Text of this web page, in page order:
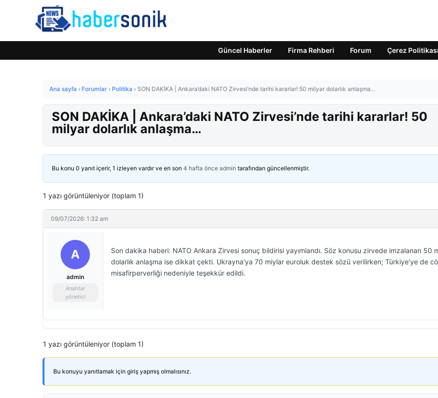
Güncel Haberler Firma Rehberi Forum Çerez Politikası
Ana sayfa › Forumlar › Politika › SON DAKİKA | Ankara’daki NATO Zirvesi’nde tarihi kararlar! 50 milyar dolarlık anlaşma…
SON DAKİKA | Ankara’daki NATO Zirvesi’nde tarihi kararlar! 50
milyar dolarlık anlaşma…
Bu konu 0 yanıt içerir, 1 izleyen vardır ve en son 4 hafta önce admin tarafından güncellenmiştir.
1 yazı görüntüleniyor (toplam 1)
09/07/2026: 1:32 am
A
admin
Anahtar
yönetici
Son dakika haberi: NATO Ankara Zirvesi sonuç bildirisi yayımlandı. Söz konusu zirvede imzalanan 50
dolarlık anlaşma ise dikkat çekti. Ukrayna’ya 70 miylar euroluk destek sözü verilirken; Türkiye’ye de
misafirperverliği nedeniyle teşekkür edildi.
1 yazı görüntüleniyor (toplam 1)
Bu konuyu yanıtlamak için giriş yapmış olmalısınız.